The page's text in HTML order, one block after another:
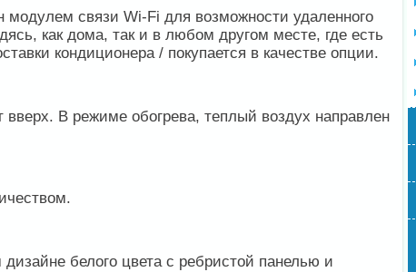
связи Wi-Fi для возможности удаленного
как дома, так и в любом другом месте, где есть
кондиционера / покупается в качестве опции.
В режиме обогрева, теплый воздух направлен
белого цвета с ребристой панелью и